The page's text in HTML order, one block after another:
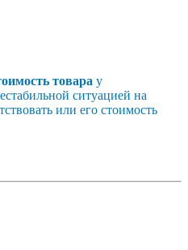
товара у
ситуацией на
или его стоимость